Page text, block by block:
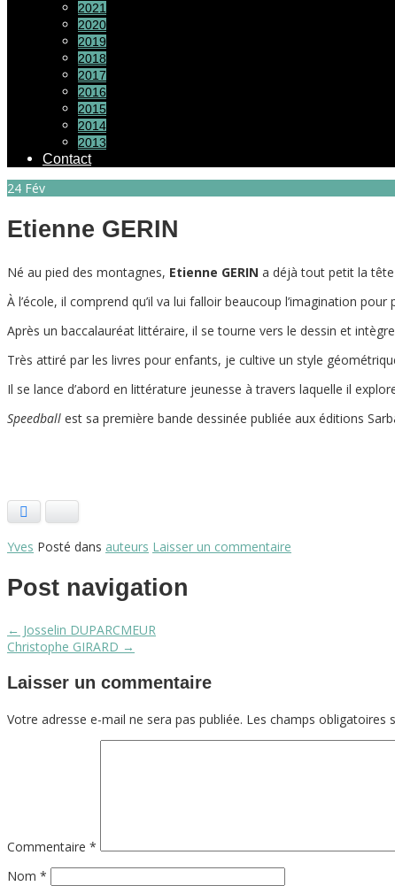
2021
2020
2019
2018
2017
2016
2015
2014
2013
Contact
24 Fév
Etienne GERIN
Né au pied des montagnes, Etienne GERIN a déjà tout petit la tête
À l’école, il comprend qu’il va lui falloir beaucoup l’imagination
Après un baccalauréat littéraire, il se tourne vers le dessin et intègre
Très attiré par les livres pour enfants, je cultive un style
Il se lance d’abord en littérature jeunesse à travers laquelle il
Speedball est sa première bande dessinée publiée aux éditions
Yves Posté dans auteurs Laisser un commentaire
Post navigation
← Josselin DUPARCMEUR
Christophe GIRARD →
Laisser un commentaire
Votre adresse e-mail ne sera pas publiée. Les champs obligatoires
Commentaire *
Nom *